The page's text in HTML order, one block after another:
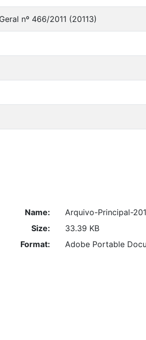
nº 466/2011 (20113)
Name:
Arquivo-Principal-
Size:
33.39 KB
Format:
Adobe Portable